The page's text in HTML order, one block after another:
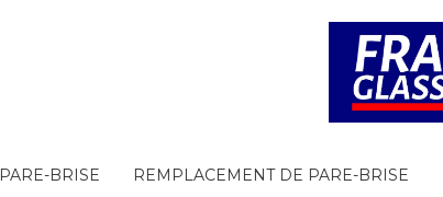
PARE-BRISE REMPLACEMENT DE PARE-BRISE